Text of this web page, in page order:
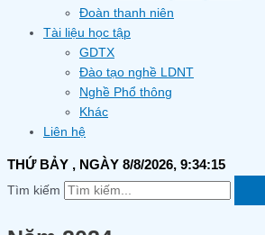
Đoàn thanh niên
Tài liệu học tập
GDTX
Đào tạo nghề LDNT
Nghề Phổ thông
Khác
Liên hệ
THỨ BẢY , NGÀY 8/8/2026, 9:34:16
Tìm kiếm